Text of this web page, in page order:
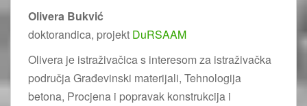
Olivera Bukvić
doktorandica, projekt DuRSAAM
Olivera je istraživačica s interesom za istraživačka
područja Građevinski materijali, Tehnologija
betona, Procjena i popravak konstrukcija i